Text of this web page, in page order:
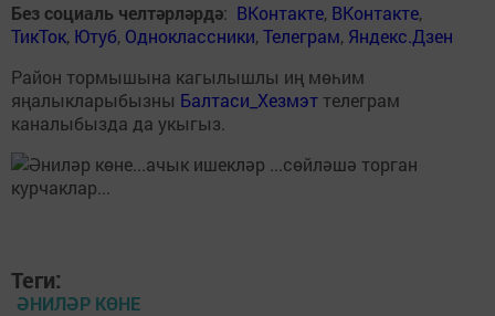
Без социаль челтәрләрдә: ВКонтакте, ВКонтакте,
ТикТок, Ютуб, Одноклассники,Телеграм, Яндекс.Дзен
Район тормышына кагылышлы иң мөһим
яңалыкларыбызны Балтаси_Хезмэт телеграм
каналыбызда да укыгыз.
Теги:
ӘНИЛӘР КӨНЕ